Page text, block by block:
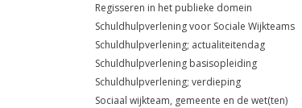
Regisseren in het publieke domein
Schuldhulpverlening voor Sociale Wijkteams
Schuldhulpverlening; actualiteitendag
Schuldhulpverlening basisopleiding
Schuldhulpverlening; verdieping
Sociaal wijkteam, gemeente en de wet(ten)